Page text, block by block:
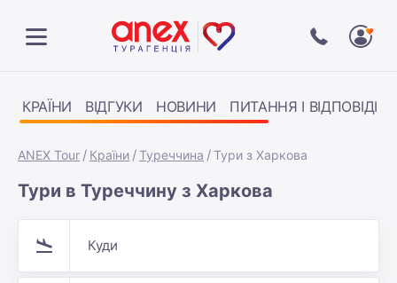
КРАЇНИ ВІДГУКИ НОВИНИ ПИТАННЯ І ВІДПОВІДІ
ANEX Tour Країни Туреччина Тури з Харкова
Тури в Туреччину з Харкова
Куди